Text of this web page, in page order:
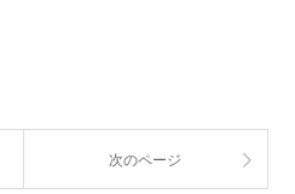
次のページ